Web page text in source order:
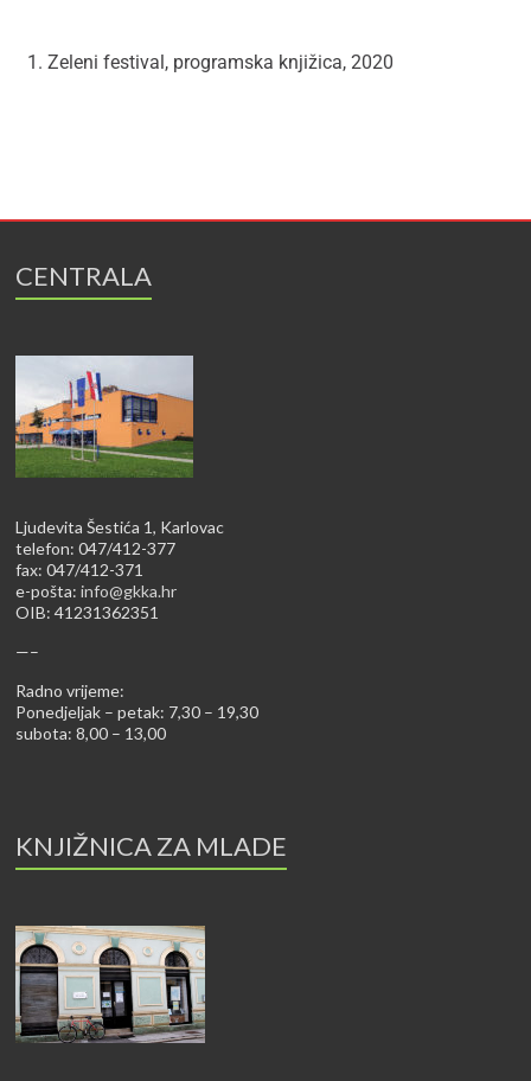
1. Zeleni festival, programska knjižica, 2020
CENTRALA
Ljudevita Šestića 1, Karlovac
telefon: 047/412-377
fax: 047/412-371
e-pošta:info@gkka.hr
OIB: 41231362351
—–
Radno vrijeme:
Ponedjeljak – petak: 7,30 – 19,30
subota: 8,00 – 13,00
KNJIŽNICA ZA MLADE